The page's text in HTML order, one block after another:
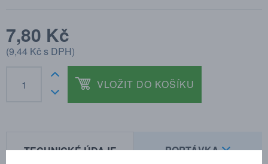
7,80 Kč
(9,44 Kčs DPH)
VLOŽIT DO KOŠÍKU
TECHNICKÉ ÚDAJE POPTÁVKA